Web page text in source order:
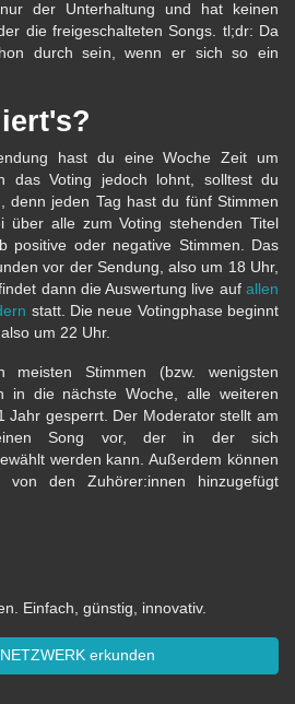
der Unterhaltung und hat keinen
die freigeschalteten Songs. tl;dr: Da
durch sein, wenn er sich so ein
hast du eine Woche Zeit um
das Voting jedoch lohnt, solltest du
denn jeden Tag hast du fünf Stimmen
über alle zum Voting stehenden Titel
positive oder negative Stimmen. Das
vor der Sendung, also um 18 Uhr,
dann die Auswertung live auf allen
statt. Die neue Votingphase beginnt
um 22 Uhr.
Stimmen (bzw. wenigsten
in die nächste Woche, alle weiteren
Jahr gesperrt. Der Moderator stellt am
Song vor, der in der sich
werden kann. Außerdem können
von den Zuhörer:innen hinzugefügt
Einfach, günstig, innovativ.
erkunden